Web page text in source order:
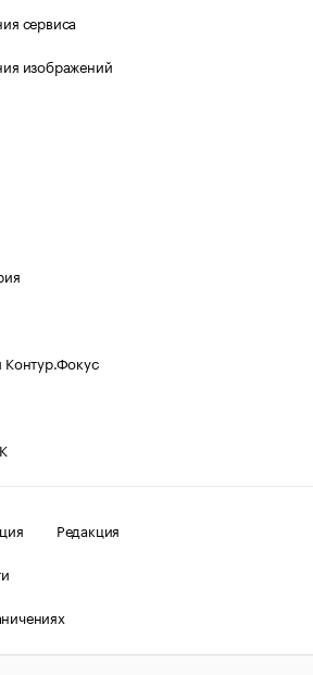
сервиса
изображений
Контур.Фокус
Редакция
О соблюдении авторских прав